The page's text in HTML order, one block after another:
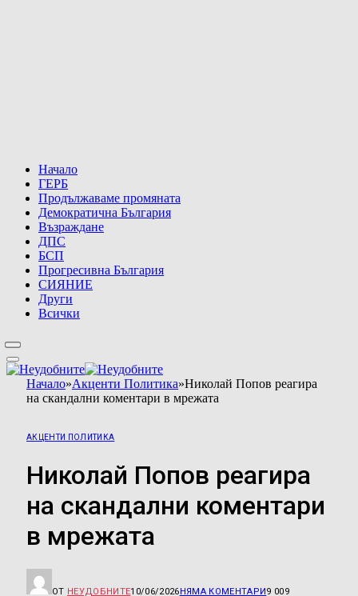
Начало
ГЕРБ
Продължаваме промяната
Демократична България
Възраждане
ДПС
БСП
Прогресивна България
СИЯНИЕ
Други
Всички
Начало»Акценти Политика»Николай Попов реагира
на скандални коментари в мрежата
АКЦЕНТИ ПОЛИТИКА
Николай Попов реагира
на скандални коментари
в мрежата
ОТ НЕУДОБНИТЕ10/06/2026НЯМА КОМЕНТАРИ9 009